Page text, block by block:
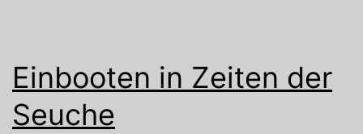
Einbooten in Zeiten der
Seuche